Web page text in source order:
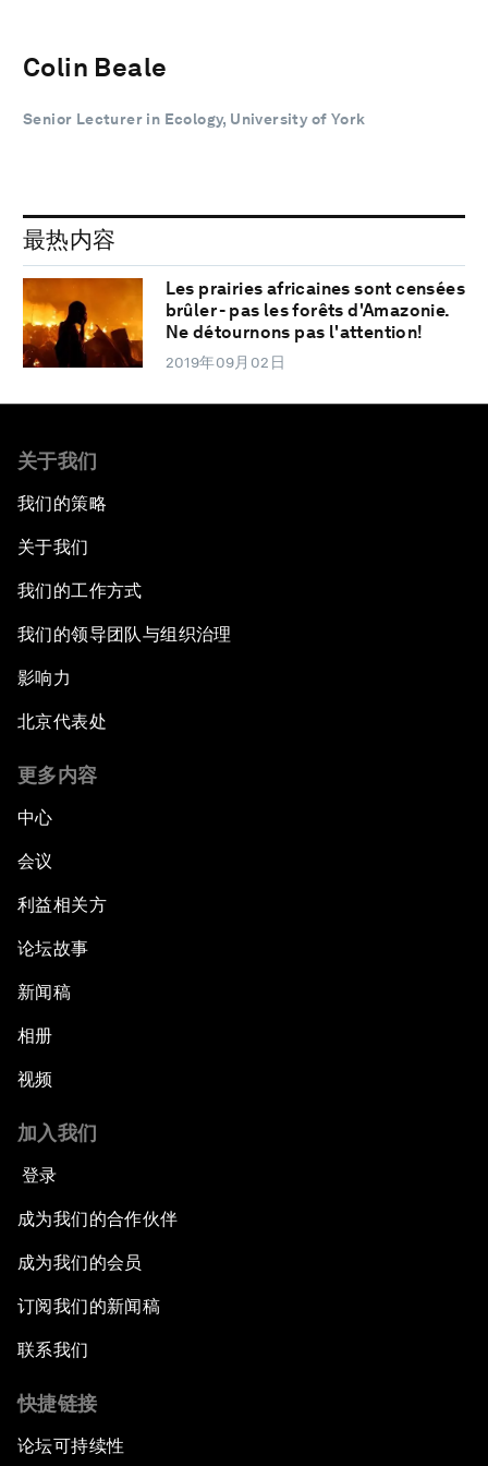
Colin Beale
Senior Lecturer in Ecology, University of York
最热内容
Les prairies africaines sont censées
brûler - pas les forêts d'Amazonie.
Ne détournons pas l'attention!
2019年09月02日
关于我们
我们的策略
关于我们
我们的工作方式
我们的领导团队与组织治理
影响力
北京代表处
更多内容
中心
会议
利益相关方
论坛故事
新闻稿
相册
视频
加入我们
登录
成为我们的合作伙伴
成为我们的会员
订阅我们的新闻稿
联系我们
快捷链接
论坛可持续性